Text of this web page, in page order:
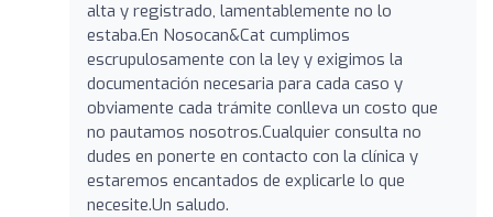
alta y registrado, lamentablemente no lo
estaba.En Nosocan&Cat cumplimos
escrupulosamente con la ley y exigimos la
documentación necesaria para cada caso y
obviamente cada trámite conlleva un costo que
no pautamos nosotros.Cualquier consulta no
dudes en ponerte en contacto con la clínica y
estaremos encantados de explicarle lo que
necesite.Un saludo.